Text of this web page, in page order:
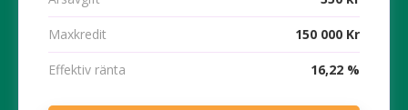
Maxkredit 150 000 Kr
Effektiv ränta 16,22 %